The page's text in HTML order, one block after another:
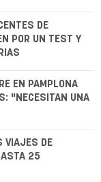
DE
POR UN TEST Y
EN PAMPLONA
"NECESITAN UNA
VIAJES DE
25